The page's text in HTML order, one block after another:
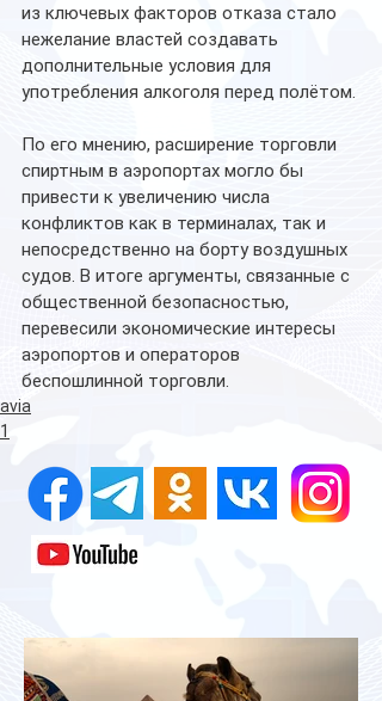
из ключевых факторов отказа стало
нежелание властей создавать
дополнительные условия для
употребления алкоголя перед полётом.
По его мнению, расширение торговли
спиртным в аэропортах могло бы
привести к увеличению числа
конфликтов как в терминалах, так и
непосредственно на борту воздушных
судов. В итоге аргументы, связанные с
общественной безопасностью,
перевесили экономические интересы
аэропортов и операторов
беспошлинной торговли.
avia
1